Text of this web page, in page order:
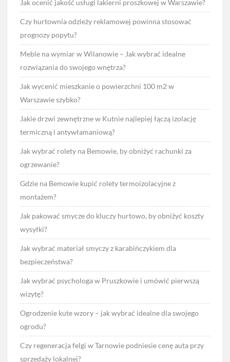
Jak ocenić jakość usługi lakierni proszkowej w Warszawie?
Czy hurtownia odzieży reklamowej powinna stosować
prognozy popytu?
Meble na wymiar w Wilanowie – Jak wybrać idealne
rozwiązania do swojego wnętrza?
Jak wycenić mieszkanie o powierzchni 100 m2 w
Warszawie szybko?
Jakie drzwi zewnętrzne w Kutnie najlepiej łączą izolację
termiczną i antywłamaniową?
Jak wybrać rolety na Bemowie, by obniżyć rachunki za
ogrzewanie?
Gdzie na Bemowie kupić rolety termoizolacyjne z
montażem?
Jak pakować smycze do kluczy hurtowo, by obniżyć koszty
wysyłki?
Jak wybrać materiał smyczy z karabińczykiem dla
bezpieczeństwa?
Jak wybrać psychologa w Pruszkowie i umówić pierwszą
wizytę?
Ogrodzenie kute wzory – jak wybrać idealne dla swojego
ogrodu?
Czy regeneracja felgi w Tarnowie podniesie cenę auta przy
sprzedaży lokalnej?